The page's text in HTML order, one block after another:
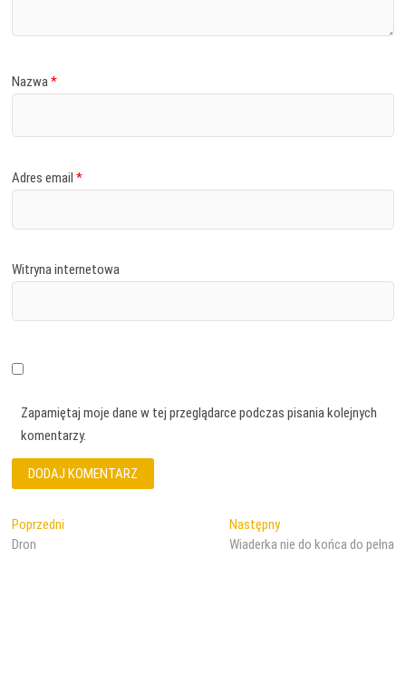
Nazwa*
Adres email*
Witryna internetowa
Zapamiętaj moje dane w tej przeglądarce podczas pisania kolejnych
komentarzy.
Nawigacja
wpisu
Poprzedni
Dron
NastępnyNastępny
wpis:
Wiaderka nie do końca do pełna